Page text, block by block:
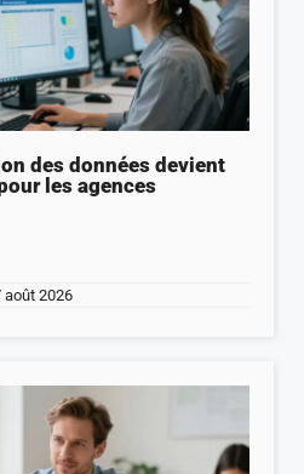
des données devient
les agences
août 2026